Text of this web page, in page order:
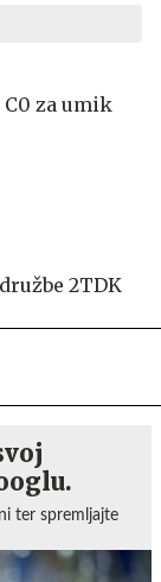
za umik
2TDK
ter spremljajte